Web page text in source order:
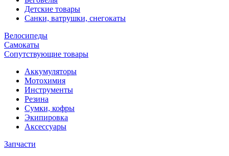
Детские товары
Санки, ватрушки, снегокаты
Велосипеды
Самокаты
Сопутствующие товары
Аккумуляторы
Мотохимия
Инструменты
Резина
Сумки, кофры
Экипировка
Аксессуары
Запчасти